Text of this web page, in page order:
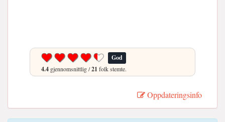
God
4.4 gjennomsnittlig /21 folk stemte.
Oppdateringsinfo